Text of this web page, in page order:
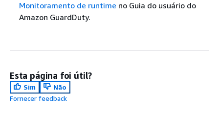
Monitoramento de runtime no Guia do usuário do
Amazon GuardDuty.
Esta página foi útil?
Sim
Não
Fornecer feedback